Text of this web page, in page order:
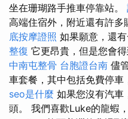
坐在珊瑚路手推車停靠站。
高端住宿外，附近還有許多
底按摩證照 如果願意，還有
整復 它更昂貴，但是您會
中南屯整骨 台胞證台南 儘
車套餐，其中包括免費停車
seo是什麼 如果您沒有汽車
頭。 我們喜歡Luke的龍蝦